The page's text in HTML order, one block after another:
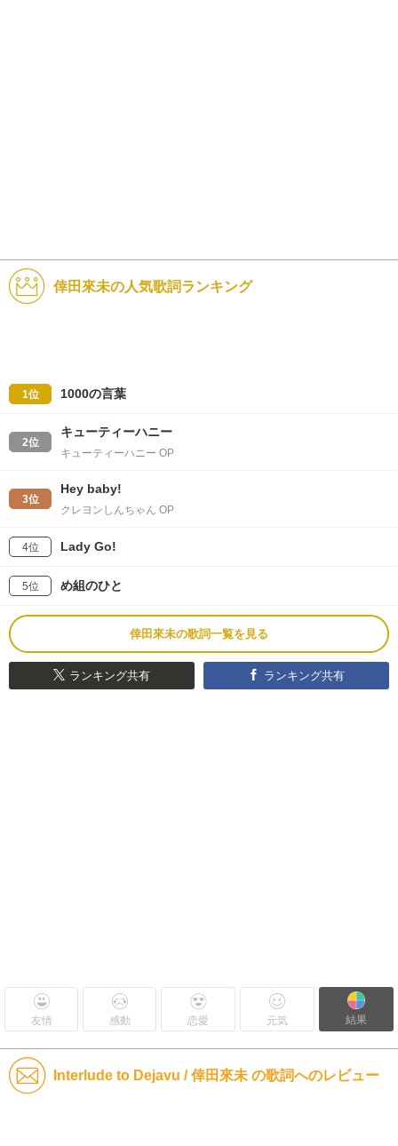
倖田來未の人気歌詞ランキング
1位 1000の言葉
2位
キューティーハニー
キューティーハニー OP
3位
Hey baby!
クレヨンしんちゃん OP
4位 Lady Go!
5位 め組のひと
倖田來未の歌詞一覧を見る
ランキング共有 ランキング共有
友情 感動 恋愛 元気 結果
Interlude to Dejavu / 倖田來未 の歌詞へのレビュー